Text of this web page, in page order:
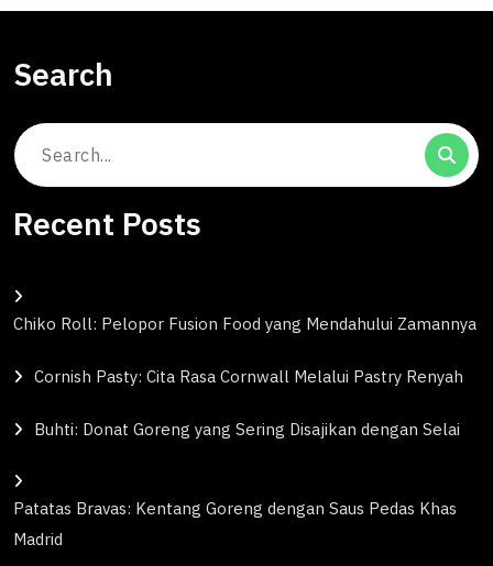
Search
Search
Recent Posts
Chiko Roll: Pelopor Fusion Food yang Mendahului Zamannya
Cornish Pasty: Cita Rasa Cornwall Melalui Pastry Renyah
Buhti: Donat Goreng yang Sering Disajikan dengan Selai
Patatas Bravas: Kentang Goreng dengan Saus Pedas Khas
Madrid